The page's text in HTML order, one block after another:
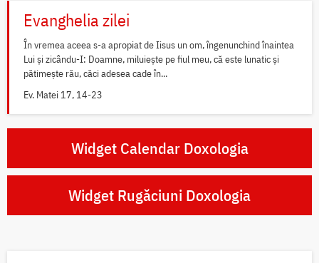
Evanghelia zilei
În vremea aceea s-a apropiat de Iisus un om, îngenunchind înaintea
Lui și zicându-I: Doamne, miluiește pe fiul meu, că este lunatic și
pătimește rău, căci adesea cade în...
Ev. Matei 17, 14-23
Widget Calendar Doxologia
Widget Rugăciuni Doxologia